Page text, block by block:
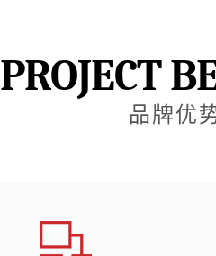
PROJECT
品牌优